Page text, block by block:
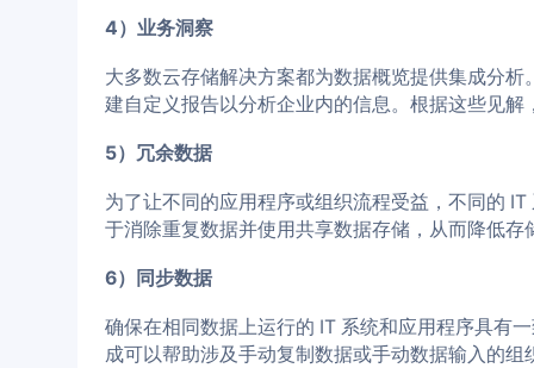
4）业务洞察
大多数云存储解决方案都为数据概览提供集成分
建自定义报告以分析企业内的信息。根据这些见
5）冗余数据
为了让不同的应用程序或组织流程受益，不同的
于消除重复数据并使用共享数据存储，从而降低存
6）同步数据
确保在相同数据上运行的 IT 系统和应用程序具有
成可以帮助涉及手动复制数据或手动数据输入的